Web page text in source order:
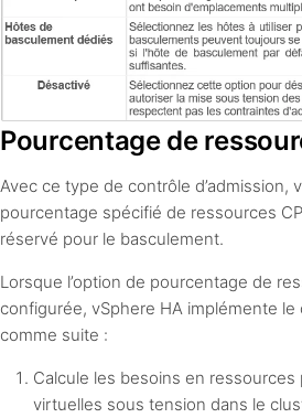
Pourcentage de
Avec ce type de contrôle d’admission,
pourcentage spécifié de ressources
réservé pour le basculement.
Lorsque l’option de pourcentage de
configurée, vSphere HA implémente le
comme suite :
Calcule les besoins en
virtuelles sous tension dans le